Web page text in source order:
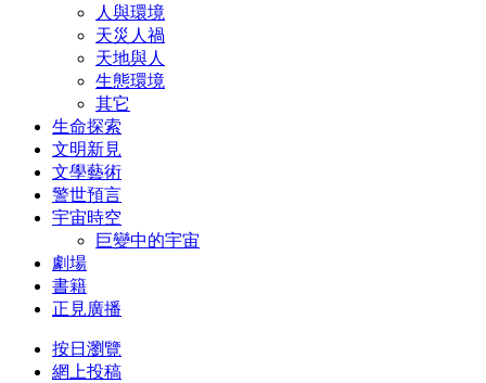
人與環境
天災人禍
天地與人
生態環境
其它
生命探索
文明新見
文學藝術
警世預言
宇宙時空
巨變中的宇宙
劇場
書籍
正見廣播
按日瀏覽
網上投稿